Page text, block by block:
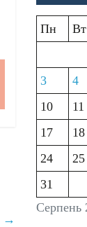
→
Серпень
Пн Вт
3
4
10
11
17
18
24
25
31